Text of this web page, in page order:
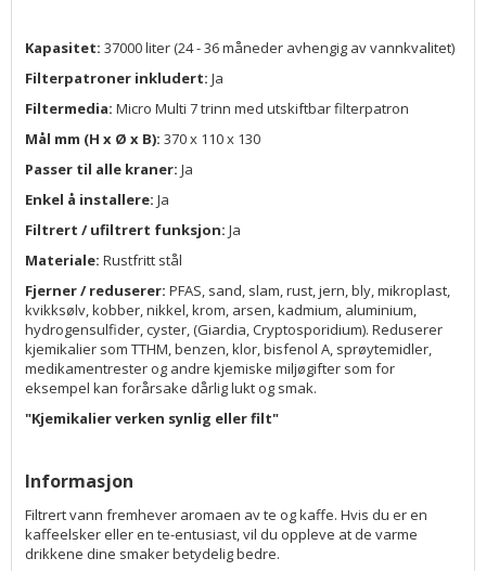
Kapasitet: 37000 liter (24 - 36 måneder avhengig av vannkvalitet)
Filterpatroner inkludert: Ja
Filtermedia: Micro Multi 7 trinn med utskiftbar filterpatron
Mål mm (H x Ø x B): 370 x 110 x 130
Passer til alle kraner: Ja
Enkel å installere: Ja
Filtrert / ufiltrert funksjon: Ja
Materiale: Rustfritt stål
Fjerner / reduserer: PFAS, sand, slam, rust, jern, bly, mikroplast,
kvikksølv, kobber, nikkel, krom, arsen, kadmium, aluminium,
hydrogensulfider, cyster, (Giardia, Cryptosporidium). Reduserer
kjemikalier som TTHM, benzen, klor, bisfenol A, sprøytemidler,
medikamentrester og andre kjemiske miljøgifter som for
eksempel kan forårsake dårlig lukt og smak.
"Kjemikalier verken synlig eller filt"
Informasjon
Filtrert vann fremhever aromaen av te og kaffe. Hvis du er en
kaffeelsker eller en te-entusiast, vil du oppleve at de varme
drikkene dine smaker betydelig bedre.